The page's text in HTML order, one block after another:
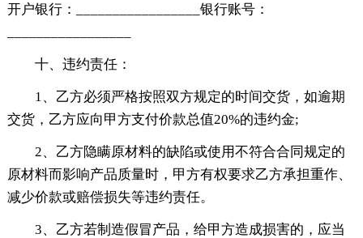
开户银行：_________________银行账号：
十、违约责任：
1、乙方必须严格按照双方规定的时间交货，如逾期
交货，乙方应向甲方支付价款总值20%的违约金;
2、乙方隐瞒原材料的缺陷或使用不符合合同规定的
原材料而影响产品质量时，甲方有权要求乙方承担重作、
减少价款或赔偿损失等违约责任。
3、乙方若制造假冒产品，给甲方造成损害的，应当